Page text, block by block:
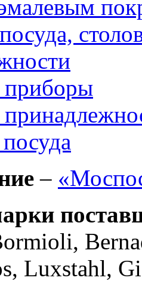
приборы
–
Luxstahl,